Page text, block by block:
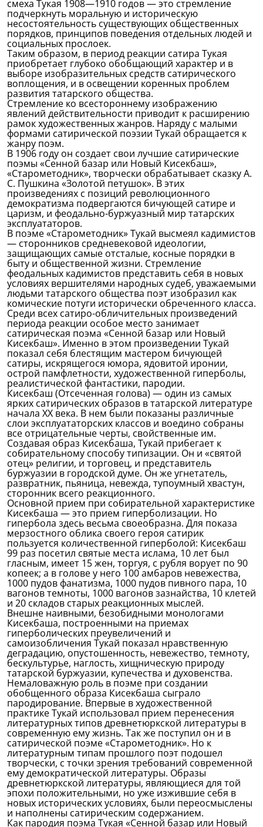
смеха Тукая 1908—1910 годов — это стремление
подчеркнуть моральную и историческую
несостоятельность существующих общественных
порядков, принципов поведения отдельных людей и
социальных прослоек.
Таким образом, в период реакции сатира Тукая
приобретает глубоко обобщающий характер и в
выборе изобразительных средств сатирического
воплощения, и в освещении коренных проблем
развития татарского общества.
Стремление ко всестороннему изображению
явлений действительности приводит к расширению
рамок художественных жанров. Наряду с малыми
формами сатирической поэзии Тукай обращается к
жанру поэм.
В 1906 году он создает свои лучшие сатирические
поэмы «Сенной базар или Новый Кисекбаш»,
«Старометодник», творчески обрабатывает сказку А.
С. Пушкина «Золотой петушок». В этих
произведениях с позиций революционного
демократизма подвергаются бичующей сатире и
царизм, и феодально-буржуазный мир татарских
эксплуататоров.
В поэме «Старометодник» Тукай высмеял кадимистов
— сторонников средневековой идеологии,
защищающих самые отсталые, косные порядки в
быту и общественной жизни. Стремление
феодальных кадимистов представить себя в новых
условиях вершителями народных судеб, уважаемыми
людьми татарского общества поэт изобразил как
комические потуги исторически обреченного класса.
Среди всех сатиро-обличительных произведений
периода реакции особое место занимает
сатирическая поэма «Сенной базар или Новый
Кисекбаш». Именно в этом произведении Тукай
показал себя блестящим мастером бичующей
сатиры, искрящегося юмора, ядовитой иронии,
острой памфлетности, художественной гиперболы,
реалистической фантастики, пародии.
Кисекбаш (Отсеченная голова) — один из самых
ярких сатирических образов в татарской литературе
начала XX века. В нем были показаны различные
слои эксплуататорских классов и воедино собраны
все отрицательные черты, свойственные им.
Создавая образ Кисекбаша, Тукай прибегает к
собирательному способу типизации. Он и «святой
отец» религии, и торговец, и представитель
буржуазии в городской думе. Он же угнетатель,
развратник, пьяница, невежда, тупоумный хвастун,
сторонник всего реакционного.
Основной прием при собирательной характеристике
Кисекбаша — это прием гиперболизации. Но
гипербола здесь весьма своеобразна. Для показа
мерзостного облика своего героя сатирик
пользуется количественной гиперболой: Кисекбаш
99 раз посетил святые места ислама, 10 лет был
гласным, имеет 15 жен, торгуя, с рубля ворует по 90
копеек; а в голове у него 100 амбаров невежества,
1000 пудов фанатизма, 1000 пудов пивного пара, 10
вагонов темноты, 1000 вагонов зазнайства, 10 клетей
и 20 складов старых реакционных мыслей.
Внешне наивными, безобидными монологами
Кисекбаша, построенными на приемах
гиперболических преувеличений и
самоизобличения Тукай показал нравственную
деградацию, опустошенность, невежество, темноту,
бескультурье, наглость, хищническую природу
татарской буржуазии, купечества и духовенства.
Немаловажную роль в поэме при создании
обобщенного образа Кисекбаша сыграло
пародирование. Впервые в художественной
практике Тукай использовал прием перенесения
литературных типов древнетюркской литературы в
современную ему жизнь. Так же поступил он и в
сатирической поэме «Старометодник». Но к
литературным типам прошлого поэт подошел
творчески, с точки зрения требований современной
ему демократической литературы. Образы
древнетюркской литературы, являющиеся для той
эпохи положительными, но уже изжившие себя в
новых исторических условиях, были переосмыслены
и наполнены сатирическим содержанием.
Как пародия поэма Тукая «Сенной базар или Новый